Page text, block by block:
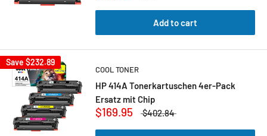
Add to cart
Save $232.89
COOL TONER
HP 414A Tonerkartuschen 4er-Pack
Ersatz mit Chip
$169.95 $402.84